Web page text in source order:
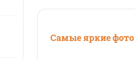
Самые яркие